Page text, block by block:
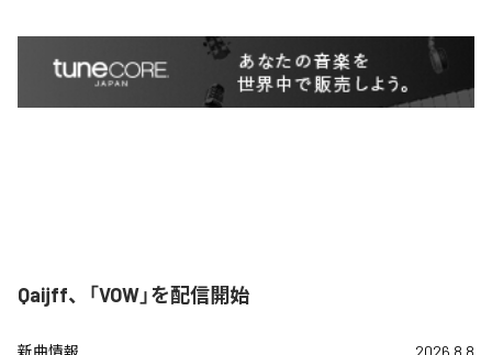
Qaijff、「VOW」を配信開始
新曲情報 2026.8.8